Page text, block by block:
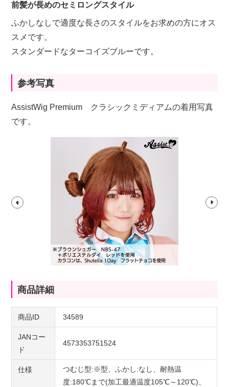
前髪が長めのセミロングスタイル
ふかしなしで適度な長さのスタイルをお求めの方にオス
スメです。
スタンダードなターコイズブルーです。
参考写真
AssistWig Premium クラシックミディアムの着用写真
です。
商品詳細
商品ID 34589
JANコー
ド
4573353751524
仕様
つむじ型:※型、ふかし:なし、耐熱温
度:180℃まで(加工最適温度105℃～120℃)、